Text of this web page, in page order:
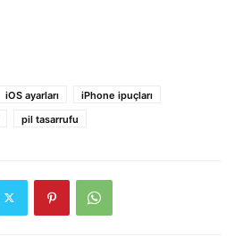
iOS ayarları
iPhone ipuçları
pil tasarrufu